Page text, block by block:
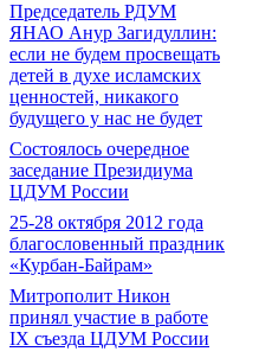
Председатель РДУМ
ЯНАО Анур Загидуллин:
если не будем просвещать
детей в духе исламских
ценностей, никакого
будущего у нас не будет
Состоялось очередное
заседание Президиума
ЦДУМ России
25-28 октября 2012 года
благословенный праздник
«Курбан-Байрам»
Митрополит Никон
принял участие в работе
IX съезда ЦДУМ России